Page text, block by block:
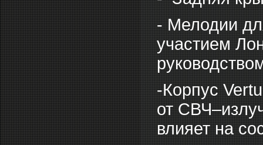
- Мелодии
участием
-Корпус
от
влияет на